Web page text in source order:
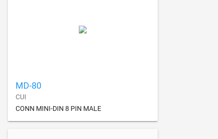
MD-80
CUI
CONN MINI-DIN 8 PIN MALE